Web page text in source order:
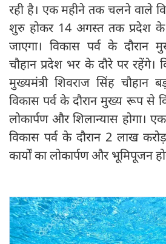
रही है। एक महीने तक चलने वाले
शुरु होकर 14 अगस्त तक प्रदेश के
जाएगा। विकास पर्व के दौरान
चौहान प्रदेश भर के दौरे पर रहेंगे।
मुख्यमंत्री शिवराज सिंह चौहान
विकास पर्व के दौरान मुख्य रूप से
लोकार्पण और शिलान्यास होगा।
विकास पर्व के दौरान 2 लाख
कार्यों का लोकार्पण और भूमिपूजन